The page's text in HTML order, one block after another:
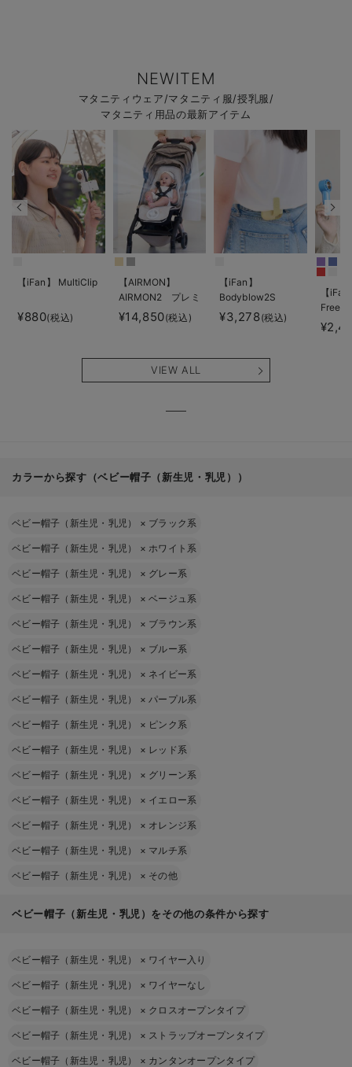
NEWITEM
マタニティウェア/マタニティ服/授乳服/
マタニティ用品の最新アイテム
【iFan】 MultiClip
¥880(税込)
【AIRMON】
AIRMON2 プレミ
アム
¥14,850(税込)
【iFan】
Bodyblow2S
¥3,278(税込)
【
Freeze
VIEW ALL
カラーから探す（ベビー帽子（新生児・乳児））
ベビー帽子（新生児・乳児） × ブラック系
ベビー帽子（新生児・乳児） ×ホワイト系
ベビー帽子（新生児・乳児） × グレー系
ベビー帽子（新生児・乳児） ×ベージュ系
ベビー帽子（新生児・乳児） × ブラウン系
ベビー帽子（新生児・乳児） × ブルー系
ベビー帽子（新生児・乳児） × ネイビー系
ベビー帽子（新生児・乳児） ×パープル系
ベビー帽子（新生児・乳児） × ピンク系
ベビー帽子（新生児・乳児） × レッド系
ベビー帽子（新生児・乳児） × グリーン系
ベビー帽子（新生児・乳児） × イエロー系
ベビー帽子（新生児・乳児） × オレンジ系
ベビー帽子（新生児・乳児） × マルチ系
ベビー帽子（新生児・乳児） × その他
ベビー帽子（新生児・乳児）をその他の条件から探す
ベビー帽子（新生児・乳児） × ワイヤー入り
ベビー帽子（新生児・乳児） × ワイヤーなし
ベビー帽子（新生児・乳児） × クロスオープンタイプ
ベビー帽子（新生児・乳児） × ストラップオープンタイプ
ベビー帽子（新生児・乳児） × カンタンオープンタイプ